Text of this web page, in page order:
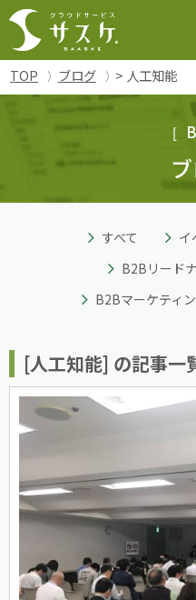
TOP ブログ > 人工知能
すべて
イ
B2Bリード
B2Bマーケティ
[人工知能] の記事一